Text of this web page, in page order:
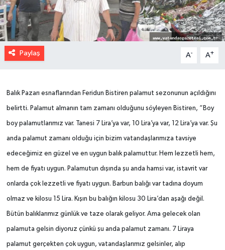
Paylaş A- A+
Balık Pazarı esnaflarından Feridun Bistiren palamut sezonunun açıldığını
belirtti. Palamut almanın tam zamanı olduğunu söyleyen Bistiren, “Boy
boy palamutlarımız var. Tanesi 7 Lira’ya var, 10 Lira’ya var, 12 Lira’ya var. Şu
anda palamut zamanı olduğu için bizim vatandaşlarımıza tavsiye
edeceğimiz en güzel ve en uygun balık palamuttur. Hem lezzetli hem,
hem de fiyatı uygun. Palamutun dışında şu anda hamsi var, istavrit var
onlarda çok lezzetli ve fiyatı uygun. Barbun balığı var tadına doyum
olmaz ve kilosu 15 Lira. Kışın bu balığın kilosu 30 Lira’dan aşağı değil.
Bütün balıklarımız günlük ve taze olarak geliyor. Ama gelecek olan
palamuta gelsin diyoruz çünkü şu anda palamut zamanı. 7 Liraya
palamut gerçekten çok uygun, vatandaşlarımız gelsinler, alıp